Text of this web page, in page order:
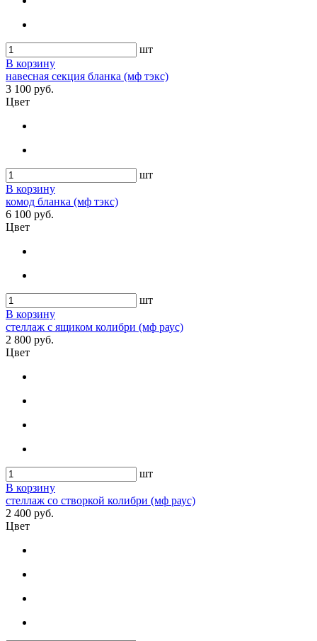
шт
В корзину
навесная секция бланка (мф тэкс)
3 100 руб.
Цвет
шт
В корзину
комод бланка (мф тэкс)
6 100 руб.
Цвет
шт
В корзину
стеллаж с ящиком колибри (мф раус)
2 800 руб.
Цвет
шт
В корзину
стеллаж со створкой колибри (мф раус)
2 400 руб.
Цвет